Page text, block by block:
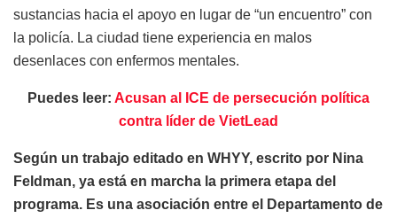
sustancias hacia el apoyo en lugar de “un encuentro” con
la policía. La ciudad tiene experiencia en malos
desenlaces con enfermos mentales.
Puedes leer: Acusan al ICE de persecución política
contra líder de VietLead
Según un trabajo editado en WHYY, escrito por Nina
Feldman, ya está en marcha la primera etapa del
programa. Es una asociación entre el Departamento de